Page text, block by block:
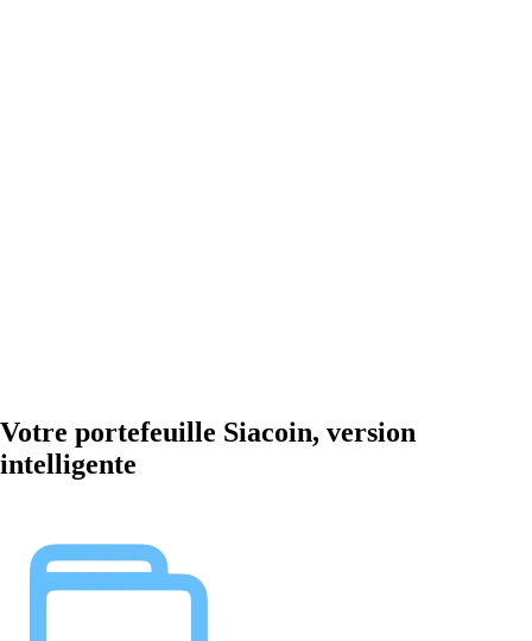
Votre portefeuille Siacoin, version
intelligente